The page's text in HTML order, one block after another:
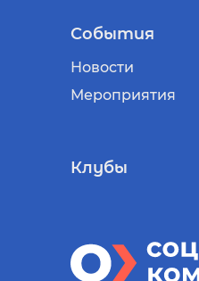
События
Новости
Мероприятия
Клубы